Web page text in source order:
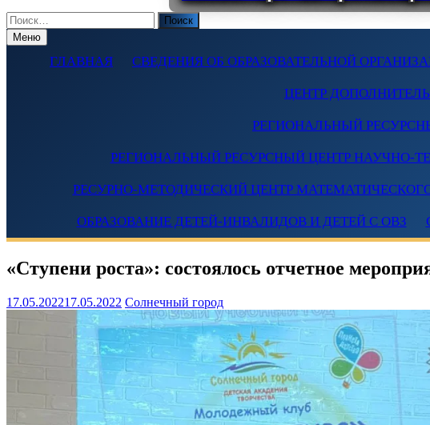
Поиск
по:Меню
ГЛАВНАЯ СВЕДЕНИЯ ОБ ОБРАЗОВАТЕЛЬНОЙ
ЦЕНТР
РЕГИОНАЛЬНЫЙ
РЕГИОНАЛЬНЫЙ РЕСУРСНЫЙ ЦЕНТР НАУЧНО-
РЕСУРНО-МЕТОДИЧЕСКИЙ ЦЕНТР
ОБРАЗОВАНИЕ ДЕТЕЙ-ИНВАЛИДОВ И ДЕТЕЙ С ОВЗ
«Ступени роста»: состоялось отчетное
17.05.202217.05.2022 Солнечный город